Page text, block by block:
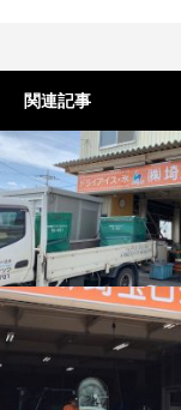
関連記事